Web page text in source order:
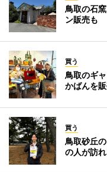
鳥取の石
ン販売も
買う
鳥取のギ
かばんを
買う
鳥取砂丘
の人が訪